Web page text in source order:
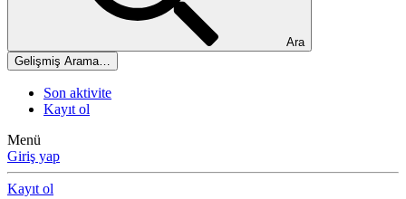
Ara
Gelişmiş Arama…
Son aktivite
Kayıt ol
Menü
Giriş yap
Kayıt ol